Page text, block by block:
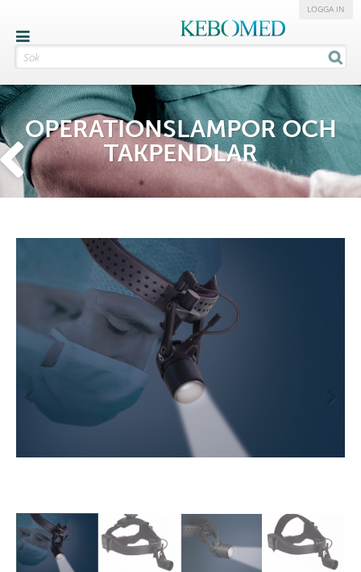
LOGGA IN
OPERATIONSLAMPOR OCH
TAKPENDLAR
Previous